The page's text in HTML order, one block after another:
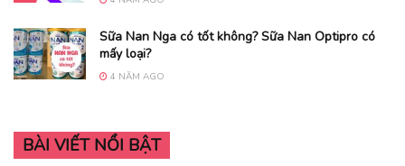
Sữa Nan Nga có tốt không? Sữa Nan Optipro có
mấy loại?
4 NĂM AGO
BÀI VIẾT NỔI BẬT